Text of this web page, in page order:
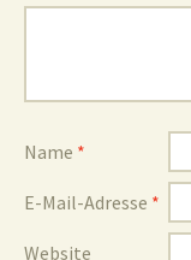
Name *
E-Mail-Adresse *
Website